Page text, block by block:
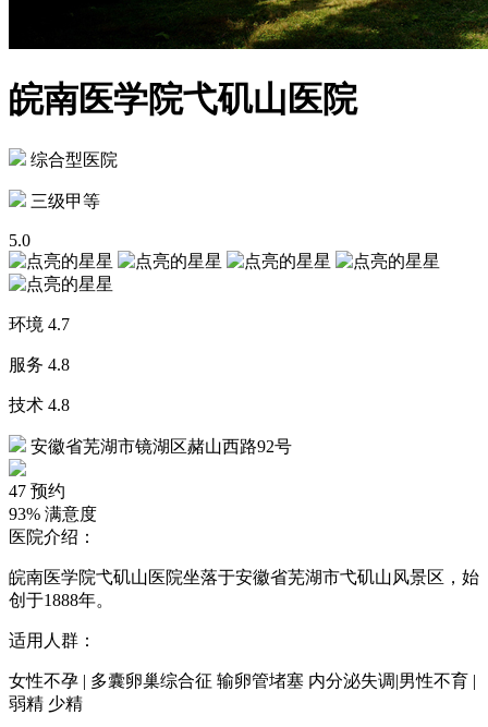
皖南医学院弋矶山医院
综合型医院
三级甲等
5.0
环境 4.7
服务 4.8
技术 4.8
安徽省芜湖市镜湖区赭山西路92号
47 预约
93% 满意度
医院介绍：
皖南医学院弋矶山医院坐落于安徽省芜湖市弋矶山风景区，始
创于1888年。
适用人群：
女性不孕 | 多囊卵巢综合征 输卵管堵塞 内分泌失调|男性不育 |
弱精 少精